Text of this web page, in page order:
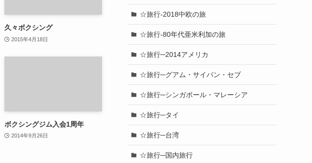
久々ボクシング
2015年4月18日
ボクシングジム入会1周年
2014年9月26日
☆旅行-2018中欧の旅
☆旅行-80年代亜米利加の旅
☆旅行─2014アメリカ
☆旅行─グアム・サイパン・セブ
☆旅行─シンガポール・マレーシア
☆旅行─タイ
☆旅行─台湾
☆旅行─国内旅行